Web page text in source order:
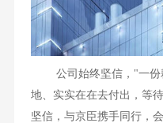
公司始终坚信，"一份
地、实实在在去付出，等
坚信，与京臣携手同行，